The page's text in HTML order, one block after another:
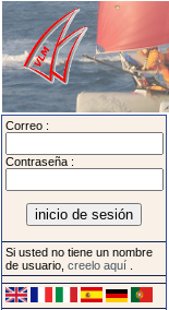
Correo :
Contraseña :
Si usted no tiene un nombre
de usuario, creelo aquí